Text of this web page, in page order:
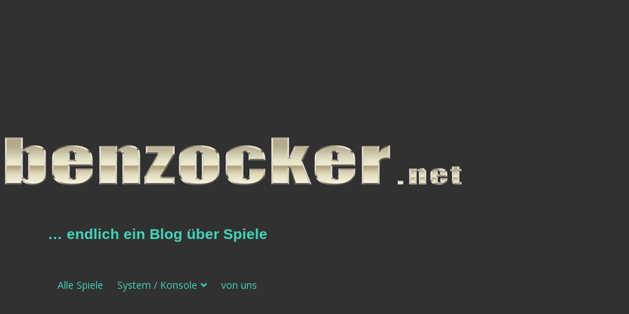
… endlich ein Blog über Spiele
Alle Spiele System / Konsole von uns